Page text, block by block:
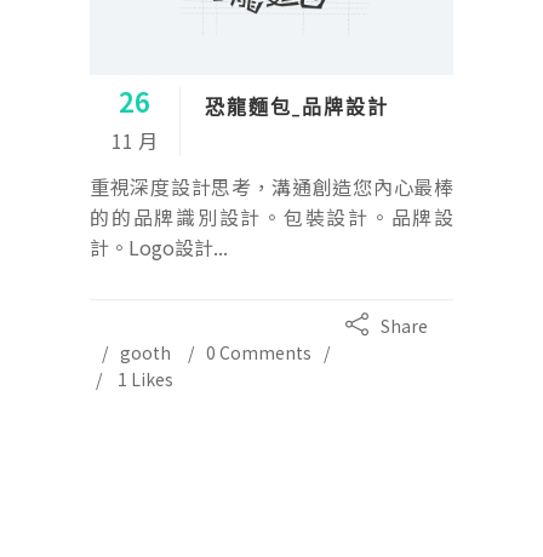
26
11 月
恐龍麵包_品牌設計
重視深度設計思考，溝通創造您內心最棒
的的品牌識別設計。包裝設計。品牌設
計。Logo設計...
gooth 0 Comments
Share
1 Likes